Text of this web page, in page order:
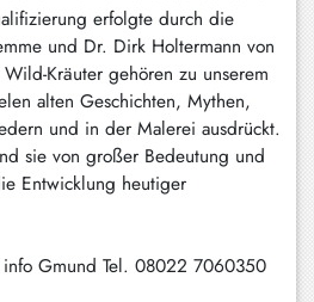
erfolgte durch die
und Dr. Dirk Holtermann von
Kräuter gehören zu unserem
alten Geschichten, Mythen,
und in der Malerei ausdrückt.
sie von großer Bedeutung und
Entwicklung heutiger
Gmund Tel. 08022 7060350